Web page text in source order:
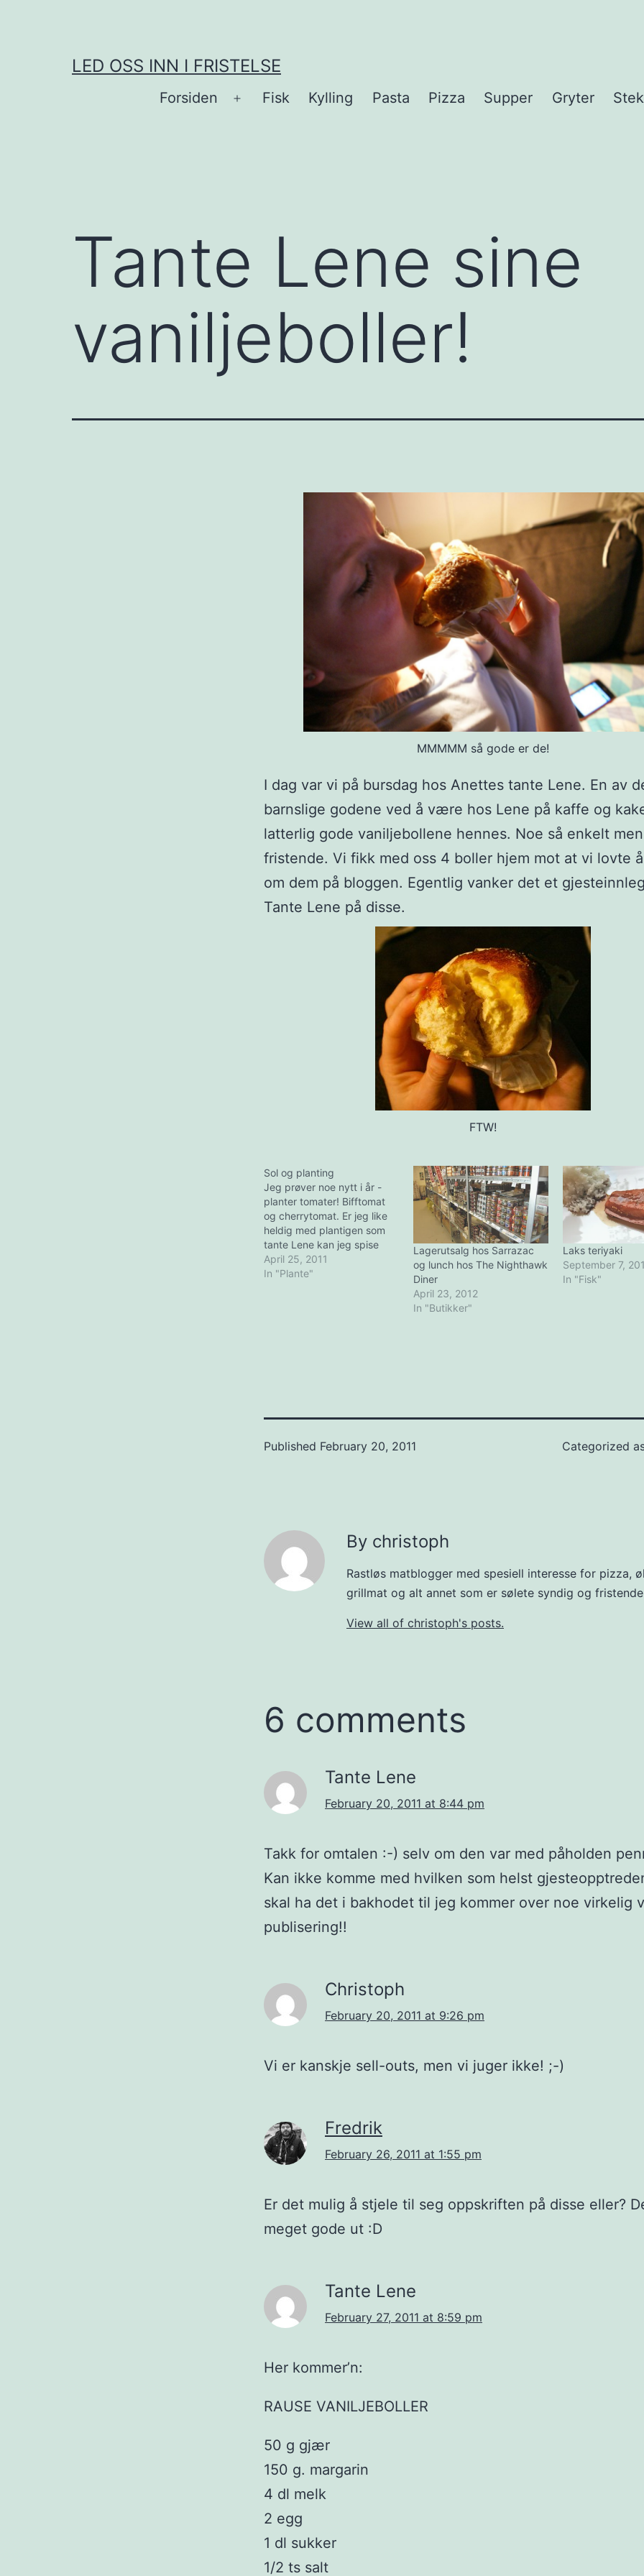
LED OSS INN I FRISTELSE
Forsiden
Open
Fisk Kylling Pasta Pizza Supper Gryter
Tante Lene sine
vaniljeboller!
MMMMM så gode er de!
I dag var vi på bursdag hos Anettes tante Lene. En av
barnslige godene ved å være hos Lene på kaffe og
latterlig gode vaniljebollene hennes. Noe så enkelt
fristende. Vi fikk med oss 4 boller hjem mot at vi lovte
om dem på bloggen. Egentlig vanker det et
Tante Lene på disse.
FTW!
Sol og planting
Jeg prøver noe nytt i år -
planter tomater! Bifftomat
og cherrytomat. Er jeg like
heldig med plantigen som
tante Lene kan jeg spise
meg kvalm på tomater hele
sommeren :) da skal det bli
April 25, 2011
In "Plante"
Lagerutsalg hos Sarrazac
og lunch hos The Nighthawk
Diner
April 23, 2012
In "Butikker"
Laks teriyaki
September 7,
In "Fisk"
Published February 20, 2011 Categorized
By christoph
Rastløs matblogger med spesiell interesse for pizza,
grillmat og alt annet som er sølete syndig og
View all of christoph's posts.
6 comments
Tante Lene
February 20, 2011 at 8:44 pm
Takk for omtalen :-) selv om den var med påholden
Kan ikke komme med hvilken som helst
skal ha det i bakhodet til jeg kommer over noe virkelig
publisering!!
Christoph
February 20, 2011 at 9:26 pm
Vi er kanskje sell-outs, men vi juger ikke! ;-)
Fredrik
February 26, 2011 at 1:55 pm
Er det mulig å stjele til seg oppskriften på disse eller?
meget gode ut :D
Tante Lene
February 27, 2011 at 8:59 pm
Her kommer’n:
RAUSE VANILJEBOLLER
50 g gjær
150 g. margarin
4 dl melk
2 egg
1 dl sukker
1/2 ts salt